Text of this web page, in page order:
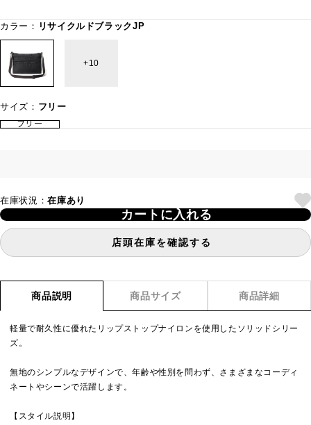
カラー： リサイクルドブラックJP
10
サイズ： フリー
フリー
在庫状況：在庫あり
カートに入れる
店頭在庫を確認する
商品説明 商品サイズ 商品詳細
軽量で耐久性に優れたリップストップナイロンを使用したソリッドシリー
ズ。
無地のシンプルなデザインで、年齢や性別を問わず、さまざまなコーディ
ネートやシーンで活躍します。
【スタイル説明】